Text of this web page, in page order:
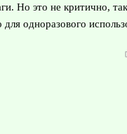
Но это не критично,
для одноразового